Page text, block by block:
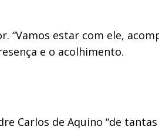
estar com ele,
e o acolhimento.
Carlos de Aquino “de